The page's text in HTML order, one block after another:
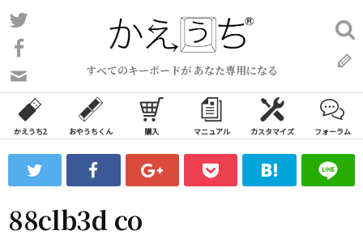
コ
ン
ン
ツ
ス
ッ
すべてのキーボードが あなた専用になる
い
合
わ
フ
ォ
ム
検
索:
かえうち2 おやうちくん 購入 マニュアル カスタマイズ フォーラム
88clb3d co